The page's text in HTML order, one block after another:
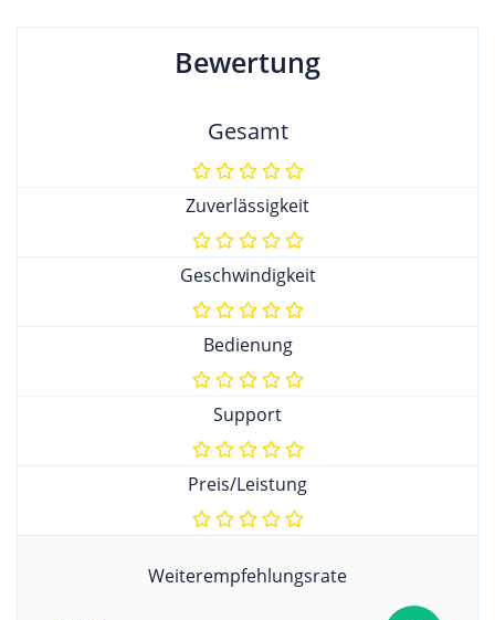
Bewertung
Gesamt
Zuverlässigkeit
Geschwindigkeit
Bedienung
Support
Preis/Leistung
Weiterempfehlungsrate